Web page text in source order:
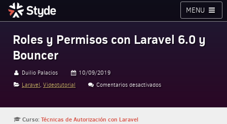
MENU
Roles y Permisos con Laravel 6.0 y
Bouncer
Duilio Palacios
10/09/2019
Laravel,Videotutorial
Comentarios desactivados
Curso:Técnicas de Autorización con Laravel